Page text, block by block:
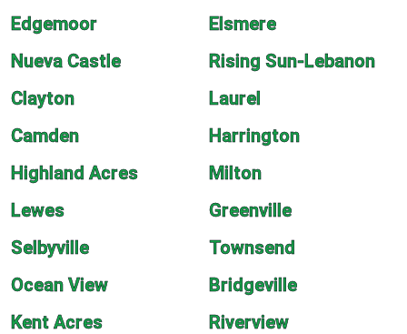
Edgemoor
Elsmere
Nueva Castle
Rising Sun-Lebanon
Clayton
Laurel
Camden
Harrington
Highland Acres
Milton
Lewes
Greenville
Selbyville
Townsend
Ocean View
Bridgeville
Kent Acres
Riverview